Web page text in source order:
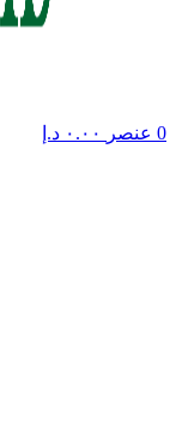
0 عنصر ٠.٠٠ د.إ